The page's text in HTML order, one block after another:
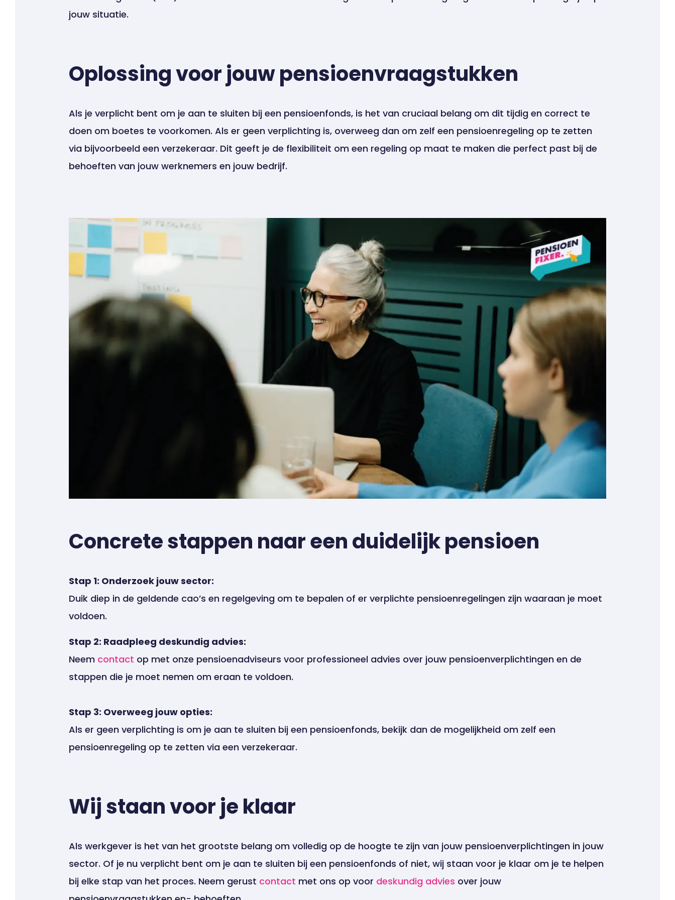
jouw situatie.
Oplossing voor jouw pensioenvraagstukken
Als je verplicht bent om je aan te sluiten bij een pensioenfonds, is het van cruciaal belang om dit tijdig en correct te
doen om boetes te voorkomen. Als er geen verplichting is, overweeg dan om zelf een pensioenregeling op te zetten
via bijvoorbeeld een verzekeraar. Dit geeft je de flexibiliteit om een regeling op maat te maken die perfect past bij de
behoeften van jouw werknemers en jouw bedrijf.
Concrete stappen naar een duidelijk pensioen
Stap 1: Onderzoek jouw sector:
Duik diep in de geldende cao’s en regelgeving om te bepalen of er verplichte pensioenregelingen zijn waaraan je moet
voldoen.
Stap 2: Raadpleeg deskundig advies:
Neem contact op met onze pensioenadviseurs voor professioneel advies over jouw pensioenverplichtingen en de
stappen die je moet nemen om eraan te voldoen.
Stap 3: Overweeg jouw opties:
Als er geen verplichting is om je aan te sluiten bij een pensioenfonds, bekijk dan de mogelijkheid om zelf een
pensioenregeling op te zetten via een verzekeraar.
Wij staan voor je klaar
Als werkgever is het van het grootste belang om volledig op de hoogte te zijn van jouw pensioenverplichtingen in jouw
sector. Of je nu verplicht bent om je aan te sluiten bij een pensioenfonds of niet, wij staan voor je klaar om je te helpen
bij elke stap van het proces. Neem gerust contact met ons op voor deskundig advies over jouw